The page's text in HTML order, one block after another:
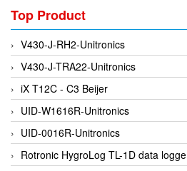
Endress+Hauser
Enensys Vietnam
Enerdoor
Enerpac
ENERSYS
Enolgas
Envada
Environmental Compliance Products
Top Product
V430-J-RH2-Unitronics
V430-J-TRA22-Unitronics
iX T12C - C3 Beijer
UID-W1616R-Unitronics
UID-0016R-Unitronics
Rotronic HygroLog TL-1D data